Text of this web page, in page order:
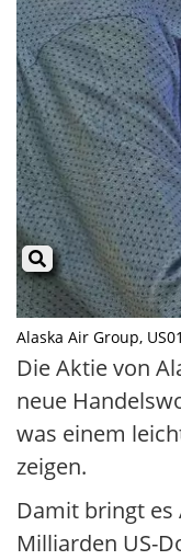
Alaska Air Group,
Die Aktie von
neue
was einem
zeigen.
Damit bringt
Milliarden US-